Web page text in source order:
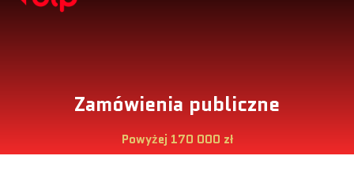
Zamówienia publiczne
Powyżej 170 000 zł